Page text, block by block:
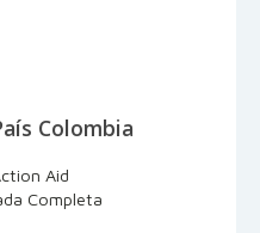
Colombia
Aid
Completa